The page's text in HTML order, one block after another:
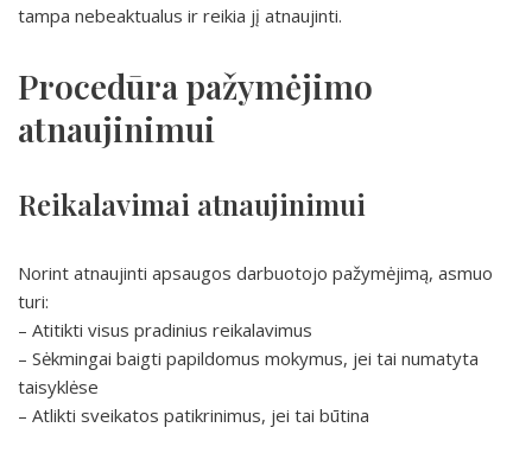
tampa nebeaktualus ir reikia jį atnaujinti.
Procedūra pažymėjimo
atnaujinimui
Reikalavimai atnaujinimui
Norint atnaujinti apsaugos darbuotojo pažymėjimą, asmuo
turi:
– Atitikti visus pradinius reikalavimus
– Sėkmingai baigti papildomus mokymus, jei tai numatyta
taisyklėse
– Atlikti sveikatos patikrinimus, jei tai būtina